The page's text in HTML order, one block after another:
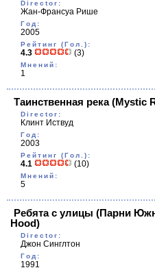
Director:
Жан-Франсуа Рише
Год:
2005
Рейтинг (Гол.):
4.3 (3)
Мнений:
1
Таинственная река(Mystic
Director:
Клинт Иствуд
Год:
2003
Рейтинг (Гол.):
4.1 (10)
Мнений:
5
Ребята с улицы (Парни
Hood)
Director:
Джон Синглтон
Год:
1991